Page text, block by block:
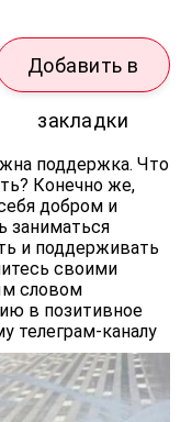
Добавить в
закладки
поддержка. Что
Конечно же,
добром и
заниматься
и поддерживать
своими
словом
в позитивное
телеграм-каналу